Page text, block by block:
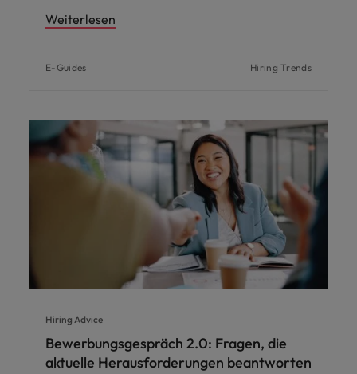
Weiterlesen
E-Guides Hiring Trends
Hiring Advice
Bewerbungsgespräch 2.0: Fragen, die
aktuelle Herausforderungen beantworten